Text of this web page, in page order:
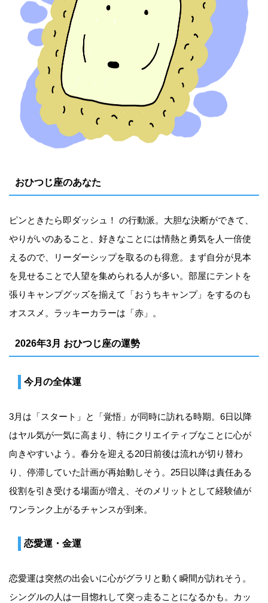
おひつじ座のあなた
ピンときたら即ダッシュ！ の行動派。大胆な決断ができて、
やりがいのあること、好きなことには情熱と勇気を人一倍使
えるので、リーダーシップを取るのも得意。まず自分が見本
を見せることで人望を集められる人が多い。部屋にテントを
張りキャンプグッズを揃えて「おうちキャンプ」をするのも
オススメ。ラッキーカラーは「赤」。
2026年3月 おひつじ座の運勢
今月の全体運
3月は「スタート」と「覚悟」が同時に訪れる時期。6日以降
はヤル気が一気に高まり、特にクリエイティブなことに心が
向きやすいよう。春分を迎える20日前後は流れが切り替わ
り、停滞していた計画が再始動しそう。25日以降は責任ある
役割を引き受ける場面が増え、そのメリットとして経験値が
ワンランク上がるチャンスが到来。
恋愛運・金運
恋愛運は突然の出会いに心がグラリと動く瞬間が訪れそう。
シングルの人は一目惚れして突っ走ることになるかも。カッ